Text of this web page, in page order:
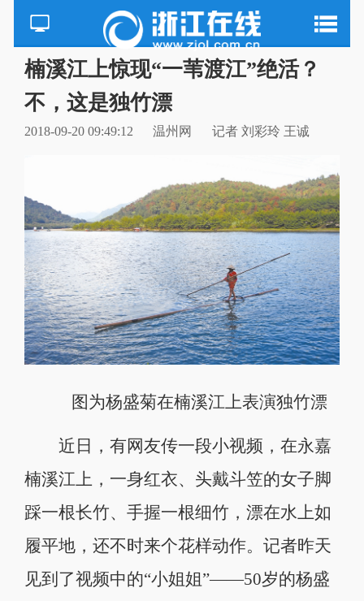
楠溪江上惊现“一苇渡江”绝活？
不，这是独竹漂
2018-09-20 09:49:12 温州网 记者 刘彩玲 王诚
图为杨盛菊在楠溪江上表演独竹漂
近日，有网友传一段小视频，在永嘉
楠溪江上，一身红衣、头戴斗笠的女子脚
踩一根长竹、手握一根细竹，漂在水上如
履平地，还不时来个花样动作。记者昨天
见到了视频中的“小姐姐”——50岁的杨盛